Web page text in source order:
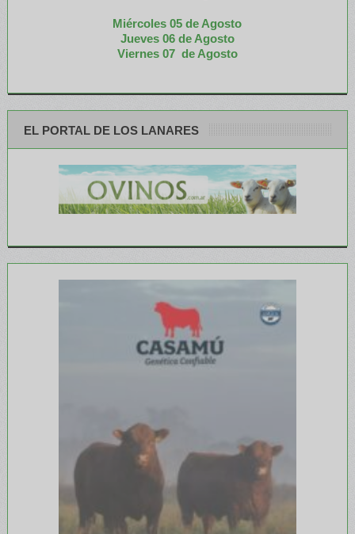
Miércoles 05 de Agosto
Jueves 06 de Agosto
Viernes 07 de Agosto
EL PORTAL DE LOS LANARES